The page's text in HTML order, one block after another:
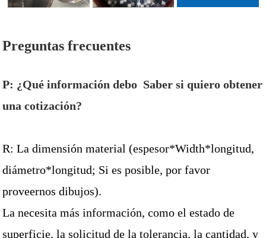
Preguntas frecuentes
P: ¿Qué información debo Saber si quiero obtener
una cotización?
R: La dimensión material (espesor*Width*longitud,
diámetro*longitud; Si es posible, por favor
proveernos dibujos).
La necesita más información, como el estado de
superficie, la solicitud de la tolerancia, la cantidad, y